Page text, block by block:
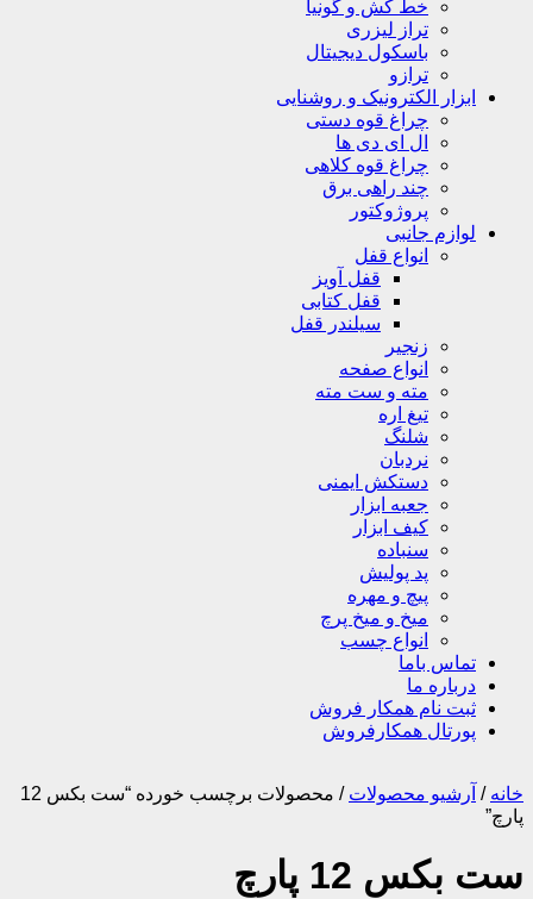
خط کش و گونیا
تراز لیزری
باسکول دیجیتال
ترازو
ابزار الکترونیک و روشنایی
چراغ قوه دستی
ال ای دی ها
چراغ قوه کلاهی
چند راهی برق
پروژوکتور
لوازم جانبی
انواع قفل
قفل آویز
قفل کتابی
سیلندر قفل
زنجیر
انواع صفحه
مته و ست مته
تیغ اره
شلنگ
نردبان
دستکش ایمنی
جعبه ابزار
کیف ابزار
سنباده
پد پولیش
پیچ و مهره
میخ و میخ پرچ
انواع چسب
تماس باما
درباره ما
ثبت نام همکار فروش
پورتال همکارفروش
خانه / آرشیو محصولات /
محصولات برچسب خورده “ست بکس 12
پارچ”
ست بکس 12 پارچ